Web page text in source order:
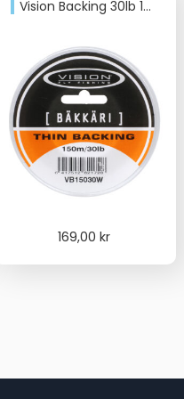
Vision Backing 30lb 150m Vit
169,00kr